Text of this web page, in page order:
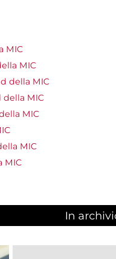
MIC
MIC
della MIC
della MIC
MIC
MIC
MIC
In